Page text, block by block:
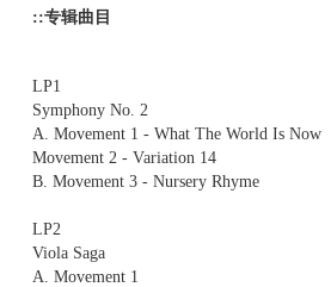
::专辑曲目
LP1
Symphony No. 2
A. Movement 1 - What The World Is Now
Movement 2 - Variation 14
B. Movement 3 - Nursery Rhyme
LP2
Viola Saga
A. Movement 1